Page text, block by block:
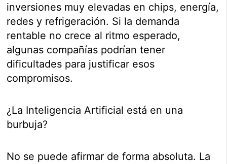
inversiones muy elevadas en chips, energía,
redes y refrigeración. Si la demanda
rentable no crece al ritmo esperado,
algunas compañías podrían tener
dificultades para justificar esos
compromisos.
¿La Inteligencia Artificial está en una
burbuja?
No se puede afirmar de forma absoluta. La